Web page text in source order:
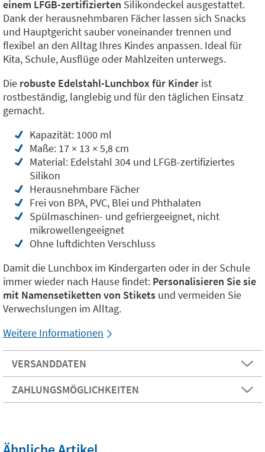
einem LFGB-zertifizierten Silikondeckel ausgestattet.
Dank der herausnehmbaren Fächer lassen sich Snacks
und Hauptgericht sauber voneinander trennen und
flexibel an den Alltag Ihres Kindes anpassen. Ideal für
Kita, Schule, Ausflüge oder Mahlzeiten unterwegs.
Die robuste Edelstahl-Lunchbox für Kinder ist
rostbeständig, langlebig und für den täglichen Einsatz
gemacht.
Kapazität: 1000 ml
Maße: 17 × 13 × 5,8 cm
Material: Edelstahl 304 und LFGB-zertifiziertes
Silikon
Herausnehmbare Fächer
Frei von BPA, PVC, Blei und Phthalaten
Spülmaschinen- und gefriergeeignet, nicht
mikrowellengeeignet
Ohne luftdichten Verschluss
Damit die Lunchbox im Kindergarten oder in der Schule
immer wieder nach Hause findet: Personalisieren Sie sie
mit Namensetiketten von Stikets und vermeiden Sie
Verwechslungen im Alltag.
Weitere Informationen
VERSANDDATEN
ZAHLUNGSMÖGLICHKEITEN